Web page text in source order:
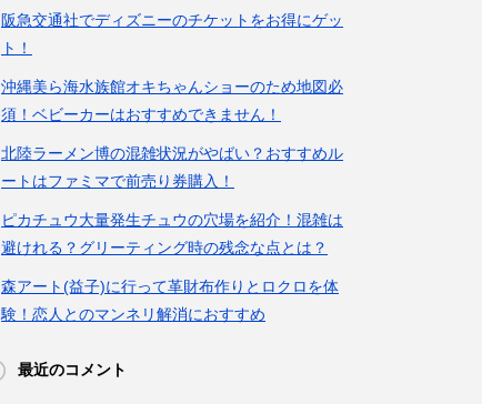
阪急交通社でディズニーのチケットをお得にゲッ
ト！
沖縄美ら海水族館オキちゃんショーのため地図必
須！ベビーカーはおすすめできません！
北陸ラーメン博の混雑状況がやばい？おすすめル
ートはファミマで前売り券購入！
ピカチュウ大量発生チュウの穴場を紹介！混雑は
避けれる？グリーティング時の残念な点とは？
森アート(益子)に行って革財布作りとロクロを体
験！恋人とのマンネリ解消におすすめ
最近のコメント